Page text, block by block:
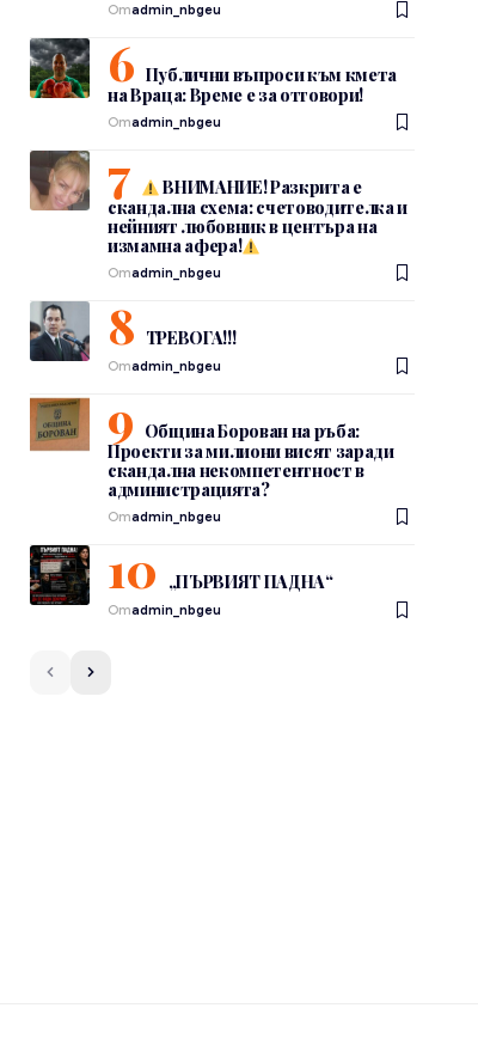
Отadmin_nbgeu
Публични въпроси към кмета
на Враца: Време е за отговори!
Отadmin_nbgeu
ВНИМАНИЕ! Разкрита е
скандална схема: счетоводителка и
нейният любовник в центъра на
измамна афера!
Отadmin_nbgeu
ТРЕВОГА!!!
Отadmin_nbgeu
Община Борован на ръба:
Проекти за милиони висят заради
скандална некомпетентност в
администрацията?
Отadmin_nbgeu
„ПЪРВИЯТ ПАДНА“
Отadmin_nbgeu